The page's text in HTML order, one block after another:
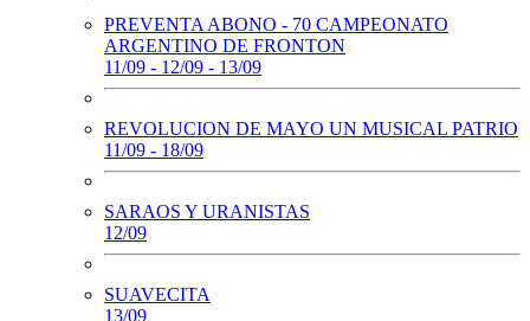
PREVENTA ABONO - 70 CAMPEONATO
ARGENTINO DE FRONTON
11/09 - 12/09 - 13/09
REVOLUCION DE MAYO UN MUSICAL PATRIO
11/09 - 18/09
SARAOS Y URANISTAS
12/09
SUAVECITA
13/09